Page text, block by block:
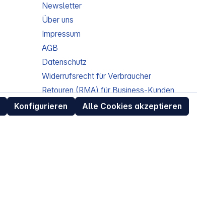
Newsletter
Über uns
Impressum
AGB
Datenschutz
Widerrufsrecht für Verbraucher
Retouren (RMA) für Business-Kunden
Entsorgungshinweise /
Altgeräterücknahme
Konfigurieren Alle Cookies akzeptieren